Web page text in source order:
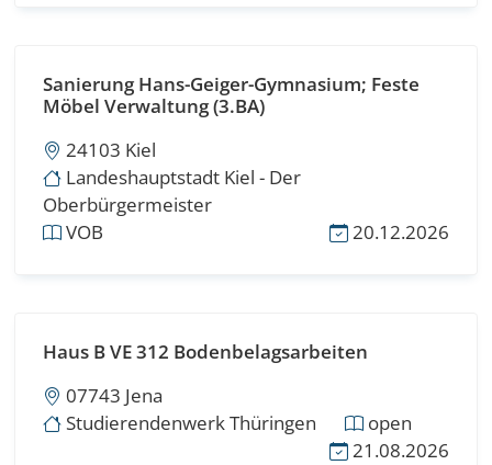
Sanierung Hans-Geiger-Gymnasium; Feste
Möbel Verwaltung (3.BA)
24103 Kiel
Landeshauptstadt Kiel - Der
Oberbürgermeister
VOB
20.12.2026
Haus B VE 312 Bodenbelagsarbeiten
07743 Jena
Studierendenwerk Thüringen
open
21.08.2026